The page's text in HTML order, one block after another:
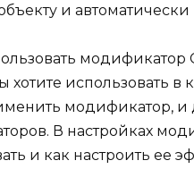
и
хотите использовать в
модификатор,
В настройках
и как настроить ее